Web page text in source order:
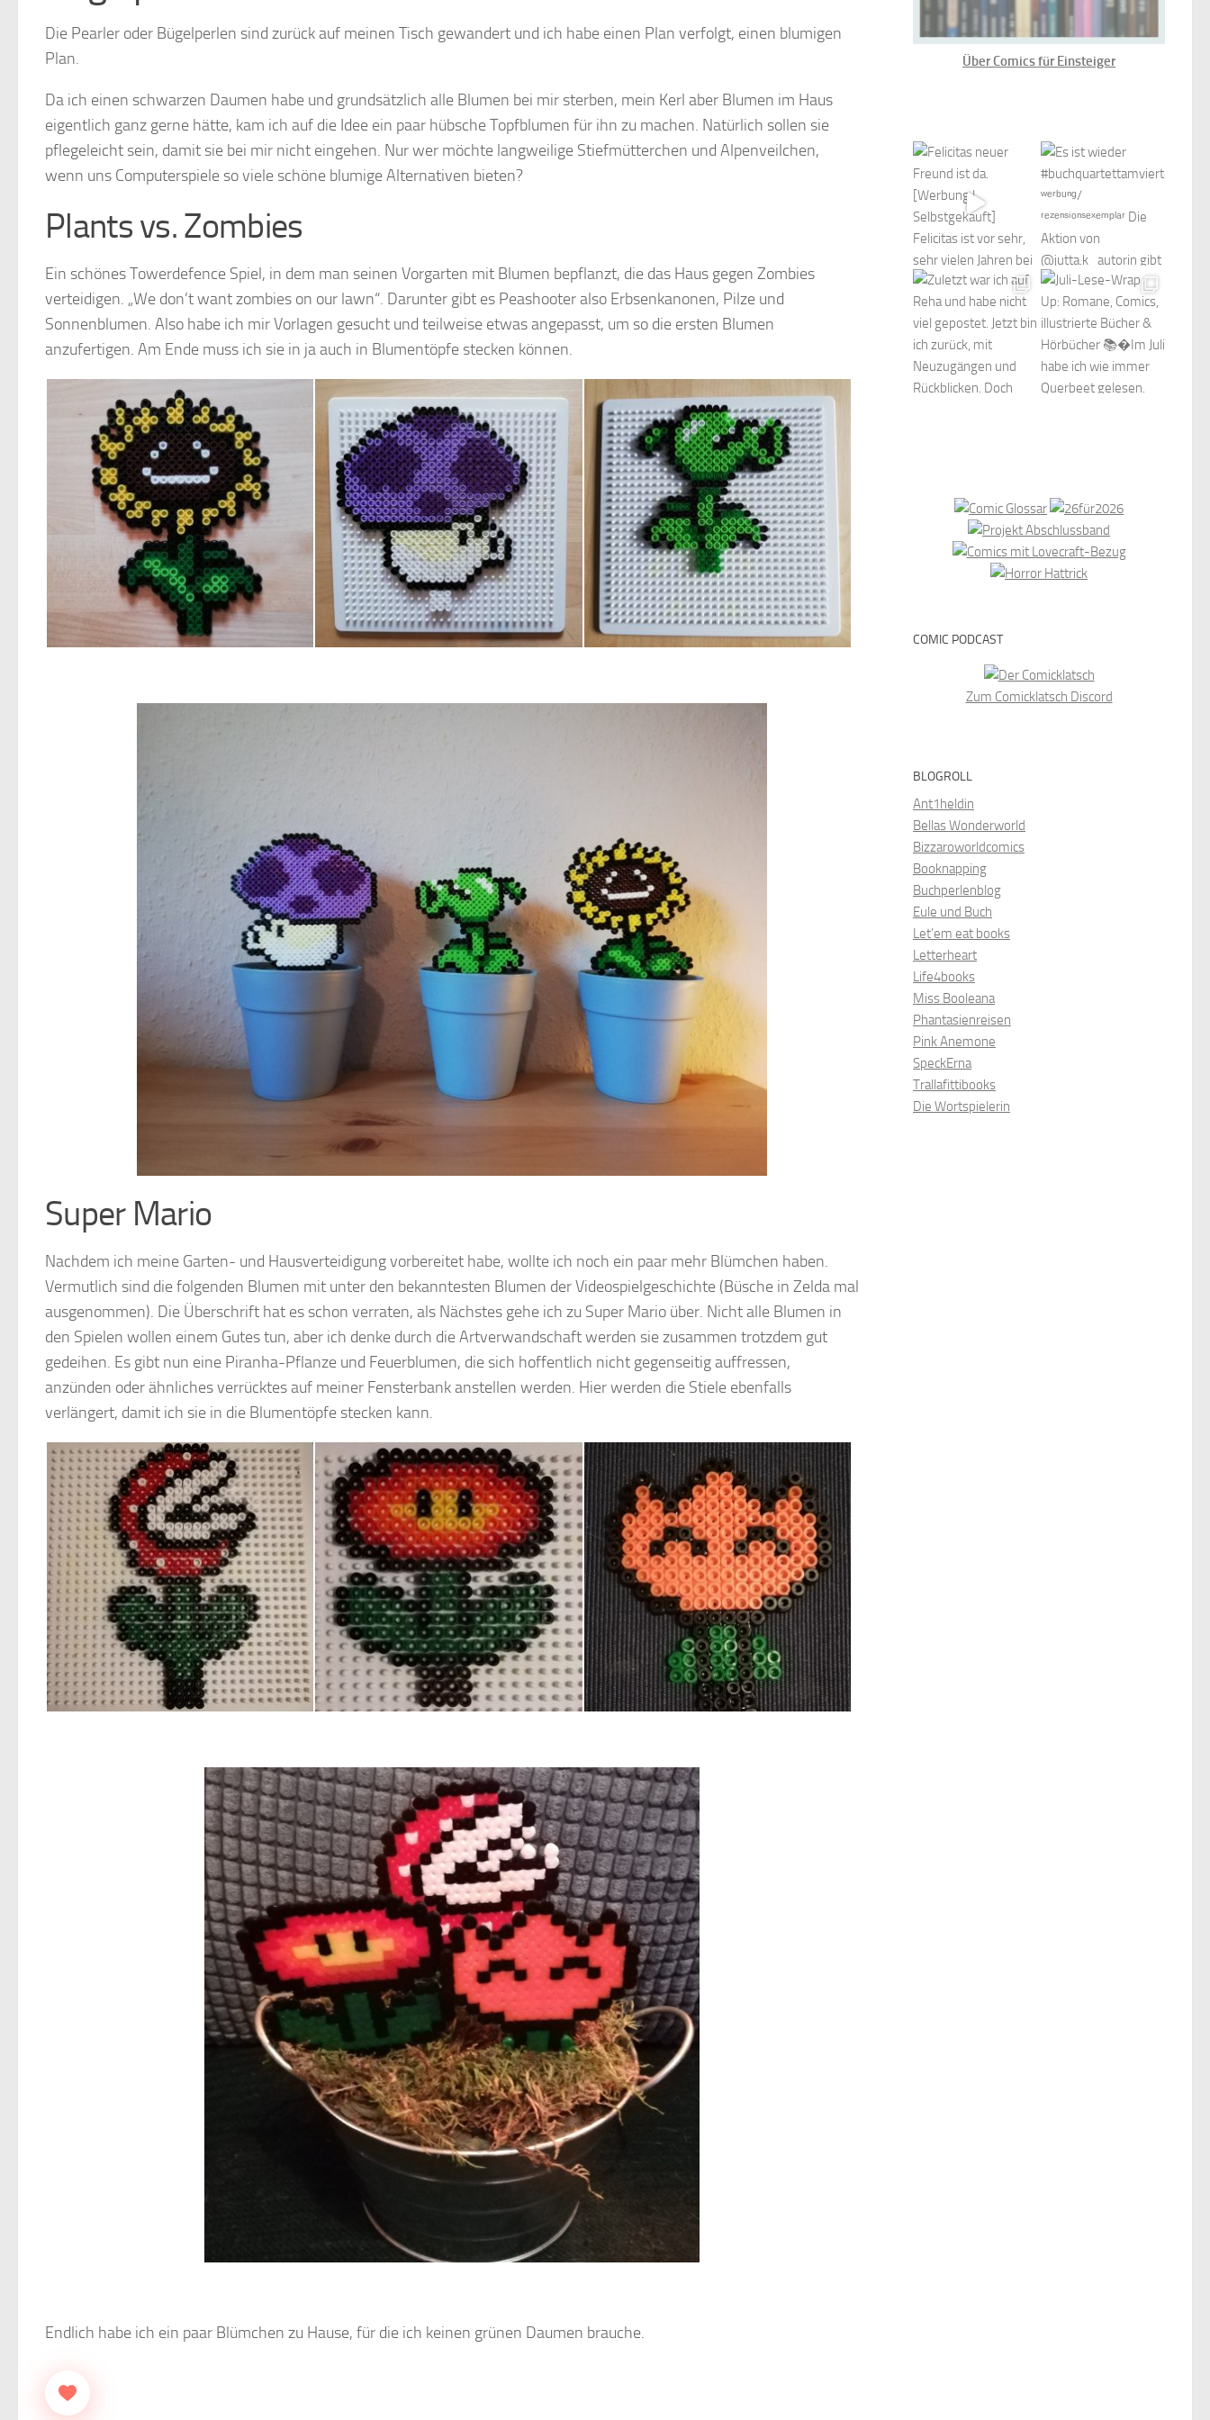
Die Pearler oder Bügelperlen sind zurück auf meinen Tisch gewandert und ich habe einen Plan verfolgt, einen blumigen
Plan.
Da ich einen schwarzen Daumen habe und grundsätzlich alle Blumen bei mir sterben, mein Kerl aber Blumen im Haus
eigentlich ganz gerne hätte, kam ich auf die Idee ein paar hübsche Topfblumen für ihn zu machen. Natürlich sollen sie
pflegeleicht sein, damit sie bei mir nicht eingehen. Nur wer möchte langweilige Stiefmütterchen und Alpenveilchen,
wenn uns Computerspiele so viele schöne blumige Alternativen bieten?
Plants vs. Zombies
Ein schönes Towerdefence Spiel, in dem man seinen Vorgarten mit Blumen bepflanzt, die das Haus gegen Zombies
verteidigen. „We don’t want zombies on our lawn“. Darunter gibt es Peashooter also Erbsenkanonen, Pilze und
Sonnenblumen. Also habe ich mir Vorlagen gesucht und teilweise etwas angepasst, um so die ersten Blumen
anzufertigen. Am Ende muss ich sie in ja auch in Blumentöpfe stecken können.
Super Mario
Nachdem ich meine Garten- und Hausverteidigung vorbereitet habe, wollte ich noch ein paar mehr Blümchen haben.
Vermutlich sind die folgenden Blumen mit unter den bekanntesten Blumen der Videospielgeschichte (Büsche in Zelda mal
ausgenommen). Die Überschrift hat es schon verraten, als Nächstes gehe ich zu Super Mario über. Nicht alle Blumen in
den Spielen wollen einem Gutes tun, aber ich denke durch die Artverwandschaft werden sie zusammen trotzdem gut
gedeihen. Es gibt nun eine Piranha-Pflanze und Feuerblumen, die sich hoffentlich nicht gegenseitig auffressen,
anzünden oder ähnliches verrücktes auf meiner Fensterbank anstellen werden. Hier werden die Stiele ebenfalls
verlängert, damit ich sie in die Blumentöpfe stecken kann.
Endlich habe ich ein paar Blümchen zu Hause, für die ich keinen grünen Daumen brauche.
Über Comics für Einsteiger
COMIC PODCAST
Zum Comicklatsch Discord
BLOGROLL
Ant1heldin
Bellas Wonderworld
Bizzaroworldcomics
Booknapping
Buchperlenblog
Eule und Buch
Let’em eat books
Letterheart
Life4books
Miss Booleana
Phantasienreisen
Pink Anemone
SpeckErna
Trallafittibooks
Die Wortspielerin